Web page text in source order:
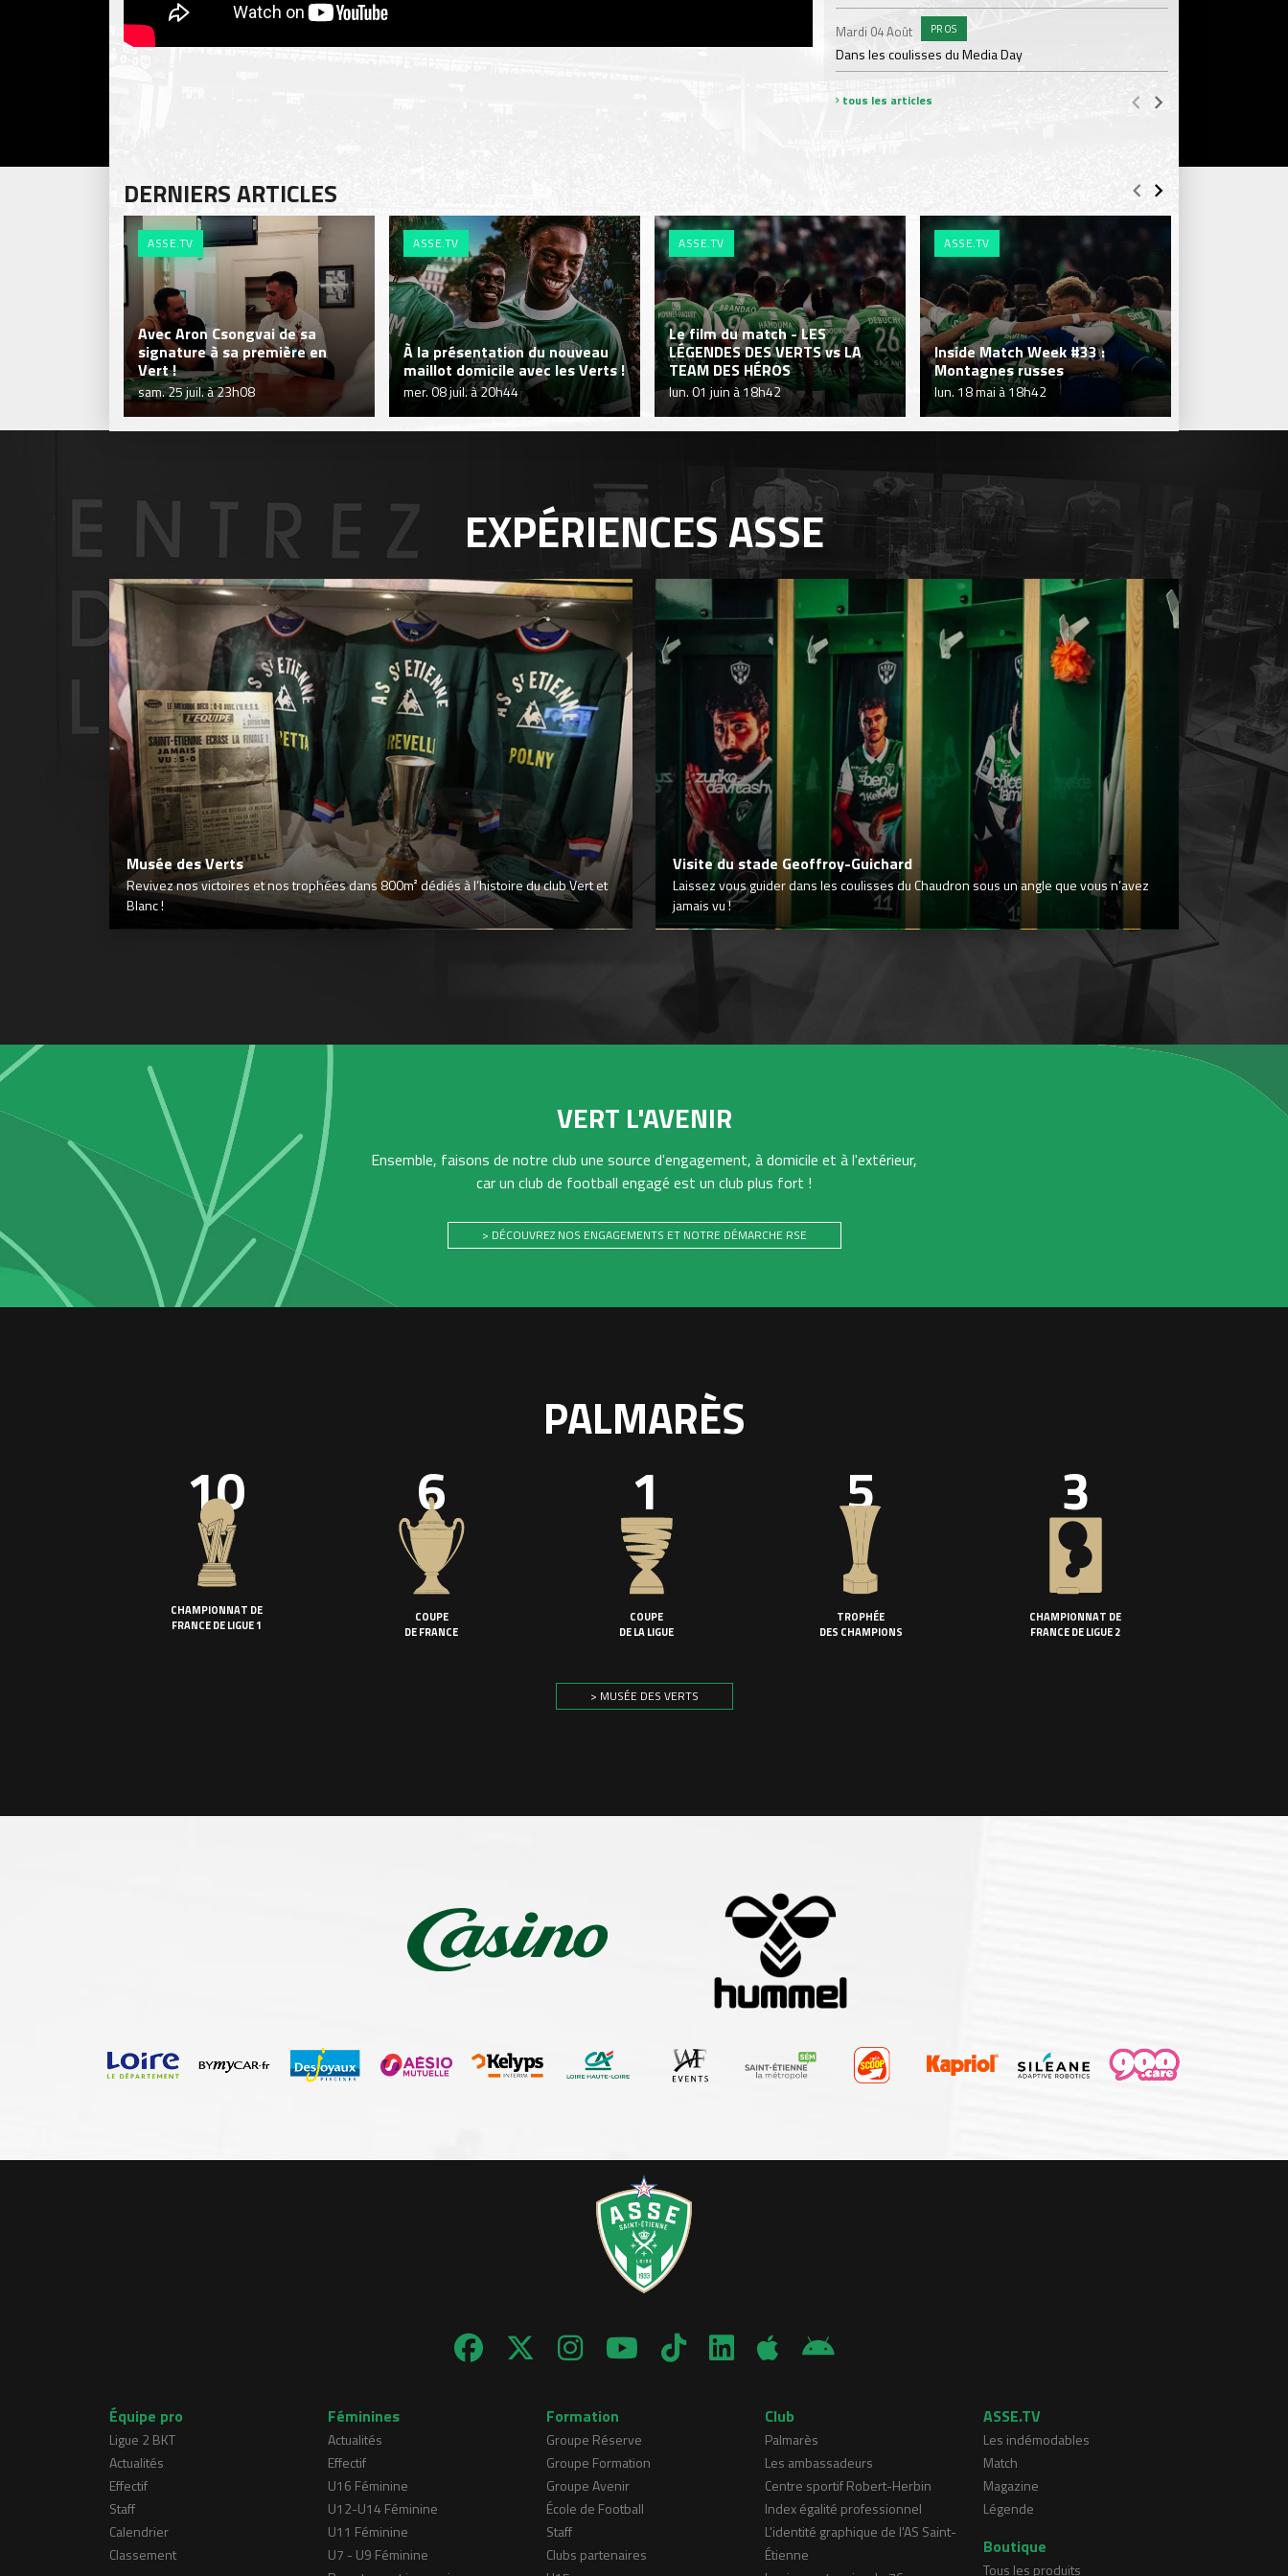
Mardi 04 Août PROS
Dans les coulisses du Media Day
tous les articles
DERNIERS ARTICLES
ASSE.TV
Avec Aron Csongvai de sa
signature à sa première en
Vert !
sam. 25 juil. à 23h08
ASSE.TV
À la présentation du nouveau
maillot domicile avec les Verts !
mer. 08 juil. à 20h44
ASSE.TV
Le film du match - LES
LÉGENDES DES VERTS vs LA
TEAM DES HÉROS
lun. 01 juin à 18h42
ASSE.TV
Inside Match Week #33 :
Montagnes russes
lun. 18 mai à 18h42
EXPÉRIENCESASSE
Musée des Verts
Revivez nos victoires et nos trophées dans 800m² dédiés à l’histoire du club Vert et
Blanc !
Visite du stade Geoffroy-Guichard
Laissez vous guider dans les coulisses du Chaudron sous un angle que vous n’avez
jamais vu !
VERT L'AVENIR
Ensemble, faisons de notre club une source d'engagement, à domicile et à l'extérieur,
car un club de football engagé est un club plus fort !
> DÉCOUVREZ NOS ENGAGEMENTS ET NOTRE DÉMARCHE RSE
PALMARÈS
10
CHAMPIONNAT DE
FRANCE DE LIGUE 1
6
COUPE
DE FRANCE
1
COUPE
DE LA LIGUE
5
TROPHÉE
DES CHAMPIONS
3
CHAMPIONNAT DE
FRANCE DE LIGUE 2
> MUSÉE DES VERTS
Équipe pro
Ligue 2 BKT
Actualités
Effectif
Staff
Calendrier
Classement
Féminines
Actualités
Effectif
U16 Féminine
U12-U14 Féminine
U11 Féminine
U7 - U9 Féminine
Formation
Groupe Réserve
Groupe Formation
Groupe Avenir
École de Football
Staff
Clubs partenaires
Club
Palmarès
Les ambassadeurs
Centre sportif Robert-Herbin
Index égalité professionnel
L'identité graphique de l'AS Saint-
Étienne
ASSE.TV
Les indémodables
Match
Magazine
Légende
Boutique
Tous les produits